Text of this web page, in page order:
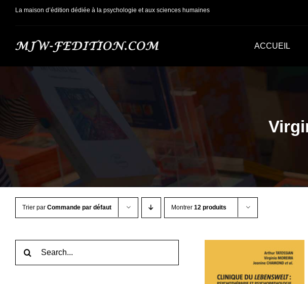
PasserLa maison d’édition dédiée à la psychologie et aux sciences humaines
ACCUEIL
Trier par Commande par défaut Montrer 12 produits